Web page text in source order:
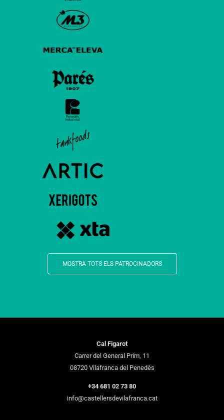
MOSTRA TOTS ELS PATROCINADORS
Cal Figarot
Carrer del General Prim, 11
08720 Vilafranca del Penedès
+34 681 02 73 80
info@castellersdevilafranca.cat